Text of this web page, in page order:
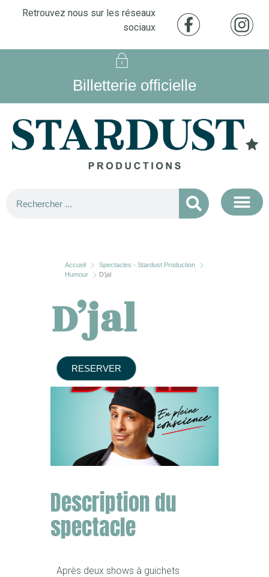
Retrouvez nous sur les réseaux
sociaux
Billetterie officielle
Accueil
Spectacles - Stardust Production
Humour
D’jal
D’jal
RESERVER
Description du
spectacle
Après deux shows à guichets